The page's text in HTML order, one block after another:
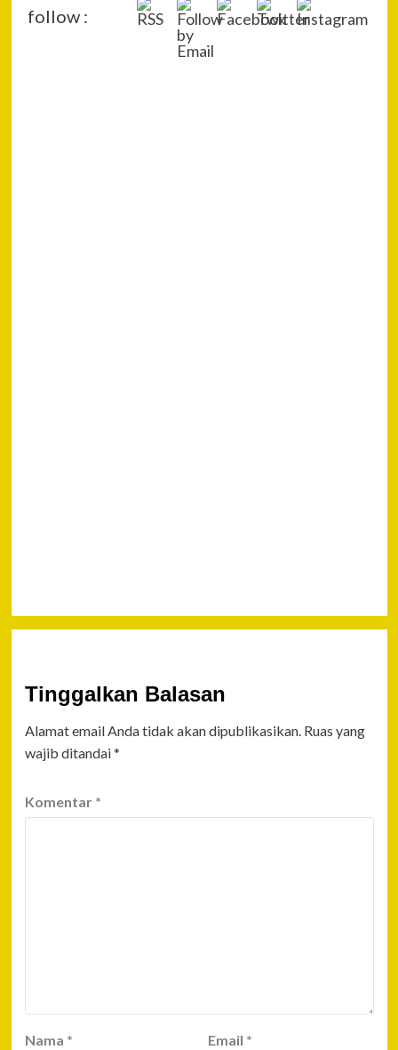
follow :
Tinggalkan Balasan
Alamat email Anda tidak akan dipublikasikan. Ruas yang
wajib ditandai*
Komentar *
Nama * Email *